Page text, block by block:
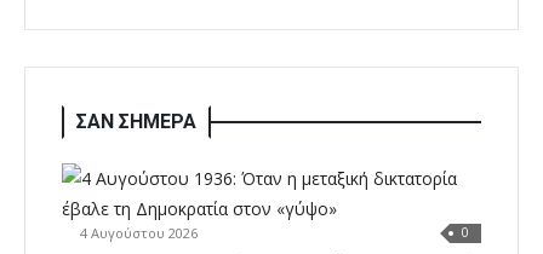
ΣΑΝ ΣΗΜΕΡΑ
4 Αυγούστου 2026 0